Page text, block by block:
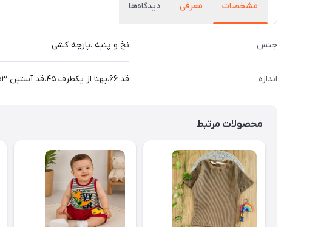
مشخصات معرفی دیدگاه‌ها
جنس نخ و پنبه .پارچه کشی
اندازه قد ۶۶،پهنا از یکطرف ۴۵،قد آستین ۵۳ سانت
محصولات مرتبط